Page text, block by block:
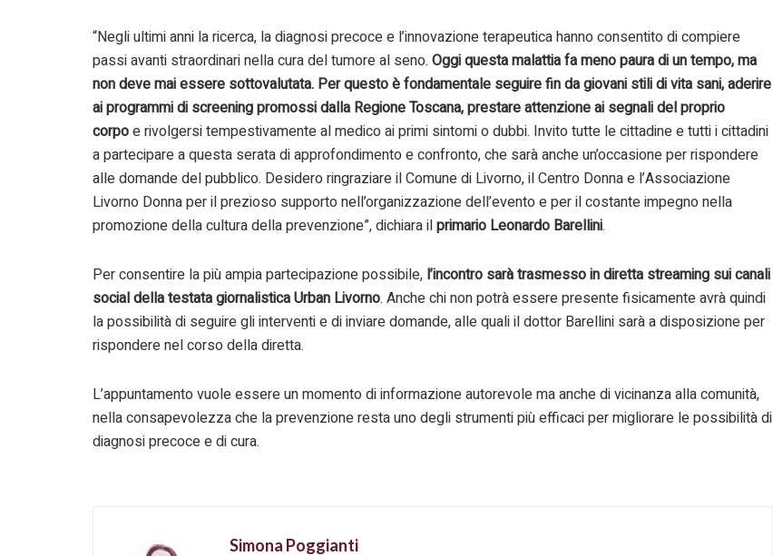
“Negli ultimi anni la ricerca, la diagnosi precoce e l’innovazione terapeutica hanno consentito di compiere
passi avanti straordinari nella cura del tumore al seno. Oggi questa malattia fa meno paura di un tempo, ma
non deve mai essere sottovalutata. Per questo è fondamentale seguire fin da giovani stili di vita sani, aderire
ai programmi di screening promossi dalla Regione Toscana, prestare attenzione ai segnali del proprio
corpoe rivolgersi tempestivamente al medico ai primi sintomi o dubbi. Invito tutte le cittadine e tutti i cittadini
a partecipare a questa serata di approfondimento e confronto, che sarà anche un’occasione per rispondere
alle domande del pubblico. Desidero ringraziare il Comune di Livorno, il Centro Donna e l’Associazione
Livorno Donna per il prezioso supporto nell’organizzazione dell’evento e per il costante impegno nella
promozione della cultura della prevenzione”, dichiara ilprimario Leonardo Barellini.
Per consentire la più ampia partecipazione possibile, l’incontro sarà trasmesso in diretta streaming sui canali
social della testata giornalistica Urban Livorno. Anche chi non potrà essere presente fisicamente avrà quindi
la possibilità di seguire gli interventi e di inviare domande, alle quali il dottor Barellini sarà a disposizione per
rispondere nel corso della diretta.
L’appuntamento vuole essere un momento di informazione autorevole ma anche di vicinanza alla comunità,
nella consapevolezza che la prevenzione resta uno degli strumenti più efficaci per migliorare le possibilità di
diagnosi precoce e di cura.
Simona Poggianti